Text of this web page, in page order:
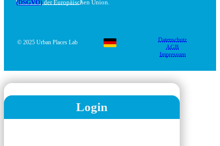
(DSGVO) der Europäischen Union.
© 2025 Urban Places Lab
Datenschutz
AGB
Impressum
Login